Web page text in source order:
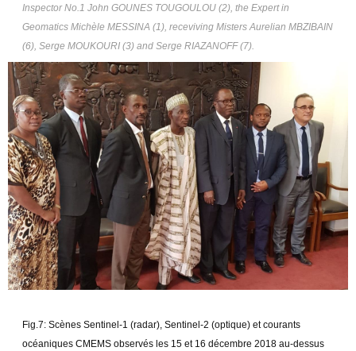
Inspector No.1 John GOUNES TOUGOULOU (2), the Expert in
Geomatics Michèle MESSINA (1), receviving Misters Aurelian MBZIBAIN
(6), Serge MOUKOURI (3) and Serge RIAZANOFF (7).
Fig.7: Scènes Sentinel-1 (radar), Sentinel-2 (optique) et courants
océaniques CMEMS observés les 15 et 16 décembre 2018 au-dessus